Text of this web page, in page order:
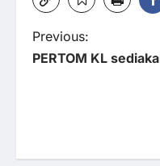
P
t
Previous:
PERTOM KL